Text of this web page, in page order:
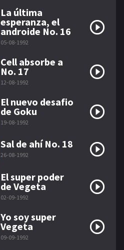
La última
esperanza, el
androide No. 16
05-08-1992
Cell absorbe a
No. 17
12-08-1992
El nuevo desafio
de Goku
19-08-1992
Sal de ahí No. 18
26-08-1992
El super poder
de Vegeta
02-09-1992
Yo soy super
Vegeta
09-09-1992